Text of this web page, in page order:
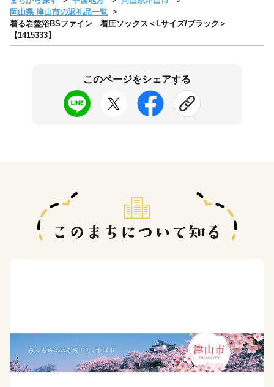
岡山県 津山市の返礼品一覧
着る岩盤浴BSファイン 着圧ソックス＜Lサイズ/ブラック＞
【1415333】
このページをシェアする